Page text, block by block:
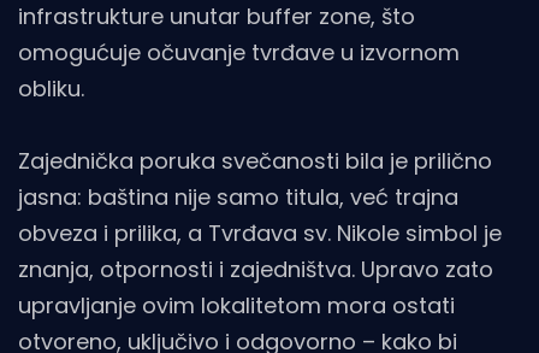
infrastrukture unutar buffer zone, što
omogućuje očuvanje tvrđave u izvornom
obliku.
Zajednička poruka svečanosti bila je prilično
jasna: baština nije samo titula, već trajna
obveza i prilika, a Tvrđava sv. Nikole simbol je
znanja, otpornosti i zajedništva. Upravo zato
upravljanje ovim lokalitetom mora ostati
otvoreno, uključivo i odgovorno – kako bi